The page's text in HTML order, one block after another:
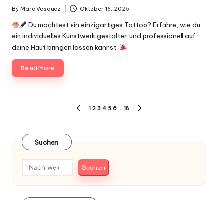
Posted
by
By Marc Vasquez Oktober 16, 2025
Du möchtest ein einzigartiges Tattoo? Erfahre, wie du
ein individuelles Kunstwerk gestalten und professionell auf
deine Haut bringen lassen kannst.
Read More
Seitennummerierung
Beiträge
PREVIOUS
1 2 3 4 5 6 … 18
Suchen
Suchen